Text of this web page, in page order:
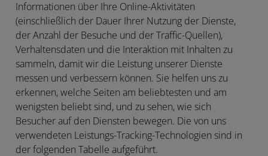
Informationen über Ihre Online-Aktivitäten
(einschließlich der Dauer Ihrer Nutzung der Dienste,
der Anzahl der Besuche und der Traffic-Quellen),
Verhaltensdaten und die Interaktion mit Inhalten zu
sammeln, damit wir die Leistung unserer Dienste
messen und verbessern können. Sie helfen uns zu
erkennen, welche Seiten am beliebtesten und am
wenigsten beliebt sind, und zu sehen, wie sich
Besucher auf den Diensten bewegen. Die von uns
verwendeten Leistungs-Tracking-Technologien sind in
der folgenden Tabelle aufgeführt.